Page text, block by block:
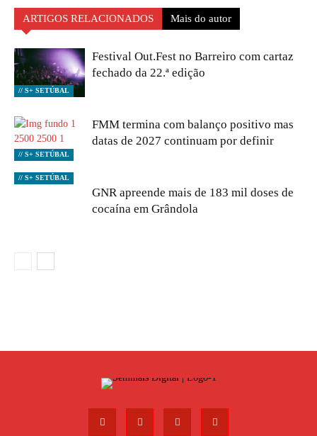
ARTIGOS RELACIONADOS Mais do autor
// S+ SETÚBAL
Festival Out.Fest no Barreiro com cartaz
fechado da 22.ª edição
// S+ SETÚBAL
FMM termina com balanço positivo mas
datas de 2027 continuam por definir
// S+ SETÚBAL
GNR apreende mais de 183 mil doses de
cocaína em Grândola